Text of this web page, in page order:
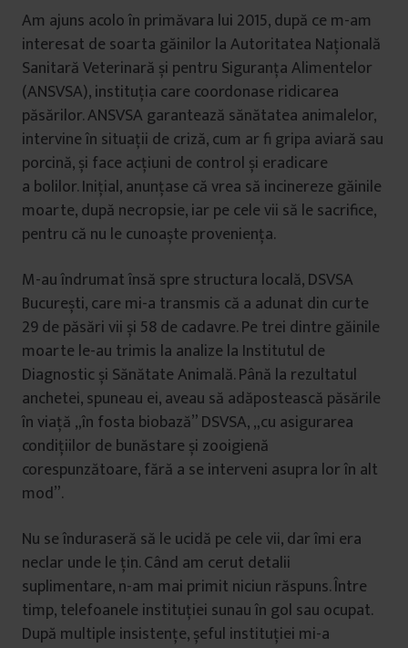
Am ajuns acolo în primăvara lui 2015, după ce m-am
interesat de soarta găinilor la Autoritatea Națională
Sanitară Veterinară și pentru Siguranța Alimentelor
(ANSVSA), instituția care coordonase ridicarea
păsărilor. ANSVSA garantează sănătatea animalelor,
intervine în situații de criză, cum ar fi gripa aviară sau
porcină, și face acțiuni de control și eradicare
a bolilor. Inițial, anunțase că vrea să incinereze găinile
moarte, după necropsie, iar pe cele vii să le sacrifice,
pentru că nu le cunoaște proveniența.
M-au îndrumat însă spre structura locală, DSVSA
București, care mi-a transmis că a adunat din curte
29 de păsări vii și 58 de cadavre. Pe trei dintre găinile
moarte le-au trimis la analize la Institutul de
Diagnostic și Sănătate Animală. Până la rezultatul
anchetei, spuneau ei, aveau să adăpostească păsările
în viață „în fosta biobază” DSVSA, „cu asigurarea
condițiilor de bunăstare și zooigienă
corespunzătoare, fără a se interveni asupra lor în alt
mod”.
Nu se înduraseră să le ucidă pe cele vii, dar îmi era
neclar unde le țin. Când am cerut detalii
suplimentare, n-am mai primit niciun răspuns. Între
timp, telefoanele instituției sunau în gol sau ocupat.
După multiple insistențe, șeful instituției mi-a